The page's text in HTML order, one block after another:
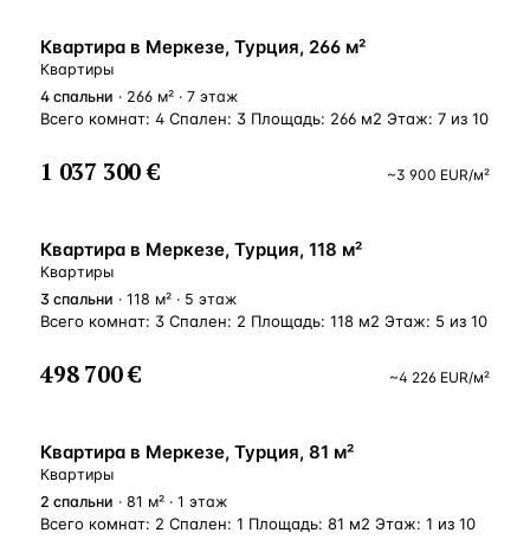
ВНЖ
Квартира в Меркезе, Турция, 266 м²
Квартиры
4 спальни · 266 м² · 7 этаж
Всего комнат: 4 Спален: 3 Площадь: 266 м2 Этаж: 7 из 10
1 037 300 € ~3 900 EUR/м²
ВНЖ
Квартира в Меркезе, Турция, 118 м²
Квартиры
3 спальни · 118 м² · 5 этаж
Всего комнат: 3 Спален: 2 Площадь: 118 м2 Этаж: 5 из 10
498 700 € ~4 226 EUR/м²
ВНЖ
Квартира в Меркезе, Турция, 81 м²
Квартиры
2 спальни · 81 м² · 1 этаж
Всего комнат: 2 Спален: 1 Площадь: 81 м2 Этаж: 1 из 10